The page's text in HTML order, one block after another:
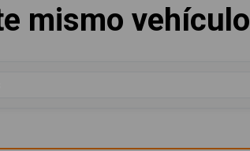
mismo vehículo